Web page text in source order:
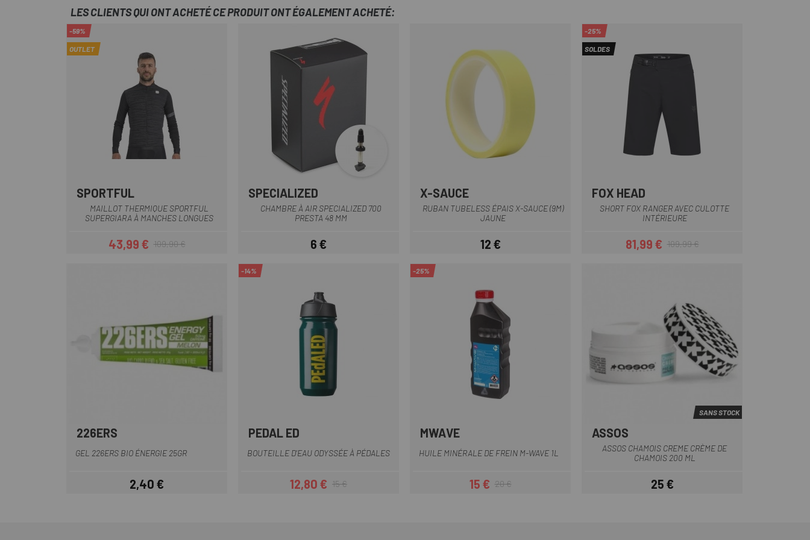
LES CLIENTS QUI ONT ACHETÉ CE PRODUIT ONT ÉGALEMENT ACHETÉ:
Noir
-59%
OUTLET
SPORTFUL
MAILLOT THERMIQUE SPORTFUL
SUPERGIARA À MANCHES LONGUES
Prix
43,99 €Prix habituel
109,90 €
SPECIALIZED
CHAMBRE À AIR SPECIALIZED 700
PRESTA 48 MM
Prix
6 €
X-SAUCE
RUBAN TUBELESS ÉPAIS X-SAUCE (9M)
JAUNE
Prix
12 €
Bleu Foncé
Noir
-25%
SOLDES
FOX HEAD
SHORT FOX RANGER AVEC CULOTTE
INTÉRIEURE
Prix
81,99 €Prix habituel
109,99 €
226ERS
GEL 226ERS BIO ÉNERGIE 25GR
Prix
2,40 €
Blanc
-14%
PEDAL ED
BOUTEILLE D'EAU ODYSSÉE À PÉDALES
Prix
12,80 €Prix habituel
15 €
-25%
MWAVE
HUILE MINÉRALE DE FREIN M-WAVE 1L
Prix
15 € Prix habituel
20 €
SANS STOCK
ASSOS
ASSOS CHAMOIS CREME CRÈME DE
CHAMOIS 200 ML
Prix
25 €